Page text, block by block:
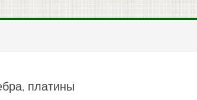
Ag, Pt
платины